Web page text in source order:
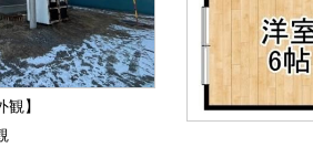
観】